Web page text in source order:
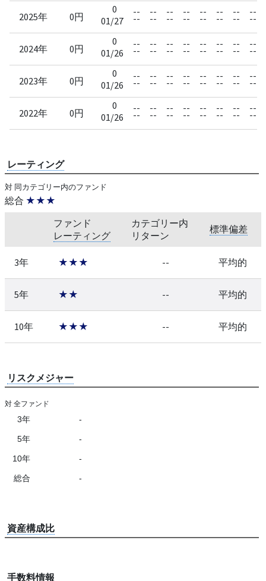
2025年 0円
0
01/27
--
--
--
--
--
--
--
--
--
--
--
--
--
--
--
--
2024年 0円
0
01/26
--
--
--
--
--
--
--
--
--
--
--
--
--
--
--
--
2023年 0円
0
01/26
--
--
--
--
--
--
--
--
--
--
--
--
--
--
--
--
2022年 0円
0
01/26
--
--
--
--
--
--
--
--
--
--
--
--
--
--
--
--
レーティング
対 同カテゴリー内のファンド
総合 ★★★
ファンド
レーティング
カテゴリー内
リターン
標準偏差
3年 ★★★ -- 平均的
5年 ★★ -- 平均的
10年 ★★★ -- 平均的
リスクメジャー
対 全ファンド
3年 -
5年 -
10年 -
総合 -
資産構成比
手数料情報